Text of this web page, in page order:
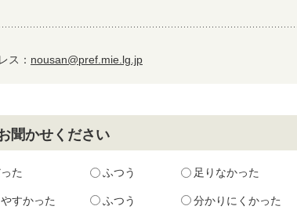
ス： nousan@pref.mie.lg.jp
聞かせください
た ふつう 足りなかった
すかった ふつう 分かりにくかった